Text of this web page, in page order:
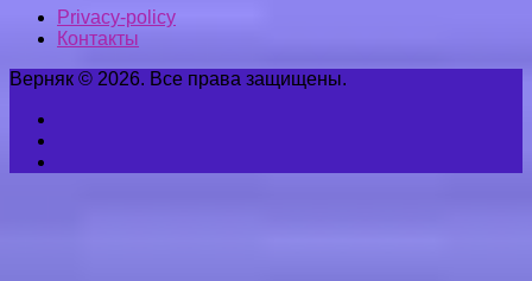
Privacy-policy
Контакты
Верняк © 2026. Все права защищены.